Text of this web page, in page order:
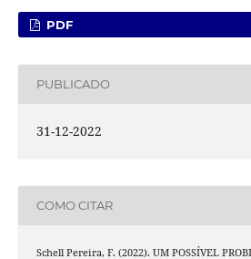
PDF
PUBLICADO
31-12-2022
COMO CITAR
Schell Pereira, F. (2022). UM POSSÍVEL